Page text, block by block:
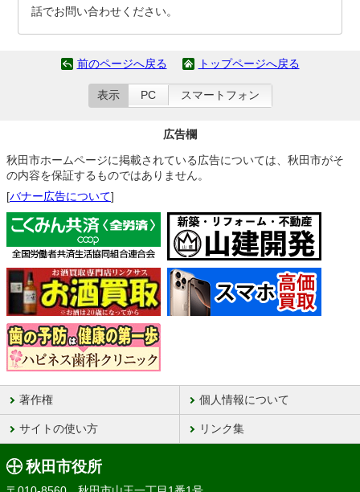
話でお問い合わせください。
前のページへ戻る トップページへ戻る
表示 PC スマートフォン
広告欄
秋田市ホームページに掲載されている広告については、秋田市がそ
の内容を保証するものではありません。
[バナー広告について]
著作権 個人情報について
サイトの使い方 リンク集
秋田市役所